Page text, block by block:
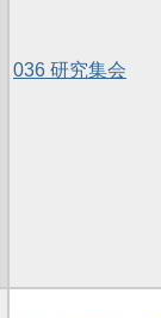
036 研究集会